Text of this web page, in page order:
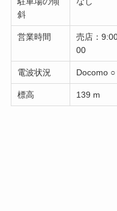
斜
営業時間
売店：
00
電波状況 Docomo
標高 139 m